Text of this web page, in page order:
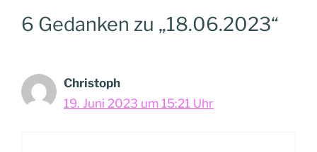
6 Gedanken zu „18.06.2023“
Christoph
19. Juni 2023 um 15:21 Uhr